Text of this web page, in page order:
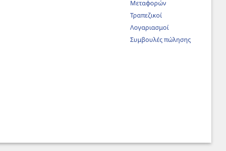
Μεταφορών
Τραπεζικοί
Λογαριασμοί
Συμβουλές πώλησης